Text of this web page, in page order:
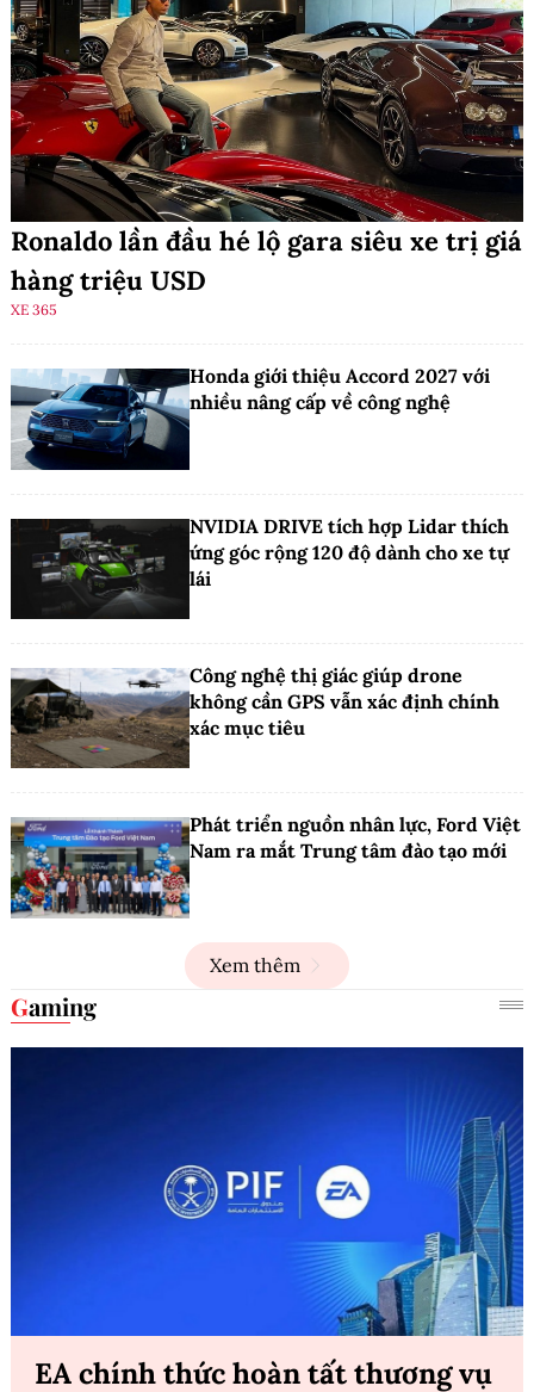
Ronaldo lần đầu hé lộ gara siêu xe trị giá
hàng triệu USD
XE 365
Honda giới thiệu Accord 2027 với
nhiều nâng cấp về công nghệ
NVIDIA DRIVE tích hợp Lidar thích
ứng góc rộng 120 độ dành cho xe tự
lái
Công nghệ thị giác giúp drone
không cần GPS vẫn xác định chính
xác mục tiêu
Phát triển nguồn nhân lực, Ford Việt
Nam ra mắt Trung tâm đào tạo mới
Xem thêm
Gaming
EA chính thức hoàn tất thương vụ